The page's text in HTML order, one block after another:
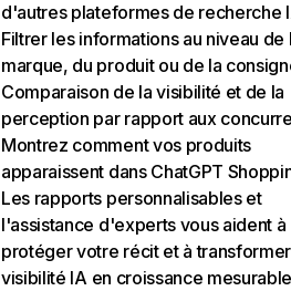
d'autres plateformes de recherche
Filtrer les informations au niveau de
marque, du produit ou de la
Comparaison de la visibilité et de la
perception par rapport aux
Montrez comment vos produits
apparaissent dans ChatGPT
Les rapports personnalisables et
l'assistance d'experts vous aident à
protéger votre récit et à
visibilité IA en croissance